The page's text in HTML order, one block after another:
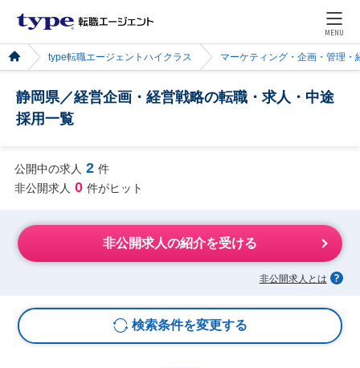
MENU
type転職エージェントハイクラス マーケティング・企画・管理・
静岡県／経営企画・経営戦略の転職・求人・中途
採用一覧
公開中の求人 2 件
非公開求人 0 件がヒット
非公開求人の紹介を受ける
非公開求人とは
検索条件を変更する